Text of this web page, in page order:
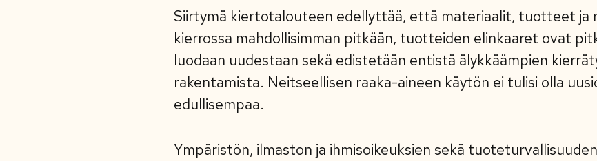
Siirtymä kiertotalouteen edellyttää, että materiaalit, tuotteet ja
kierrossa mahdollisimman pitkään, tuotteiden elinkaaret ovat
luodaan uudestaan sekä edistetään entistä älykkäämpien
rakentamista. Neitseellisen raaka-aineen käytön ei tulisi olla
edullisempaa.
Ympäristön, ilmaston ja ihmisoikeuksien sekä